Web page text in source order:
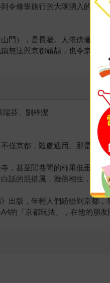
令修學旅行的大隊湧入的中學
門），是長牆。人依傍著它
無法與京都頑頡，也令京都
瑞芬、劉梓潔
僅京都，隨處適用。那是以
，甚至閭巷間的柿果低垂，
白話的混搭風，雅俗相生，老
出版，年輕人們紛紛到京都
的「京都玩法」，在他的朋